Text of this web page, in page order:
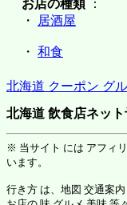
お店の種類
：
・
居酒屋
・ 和食
北海道 クーポン グ
北海道 飲食店ネッ
※ 当サイト には アフィ
います。
行き方 は、地図 交通案